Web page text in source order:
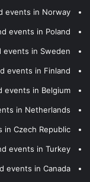
events in Norway
events in Poland
events in Sweden
events in Finland
events in Belgium
in Netherlands
in Czech Republic
events in Turkey
events in Canada